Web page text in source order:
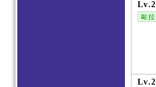
Lv.2
歐拉
Lv.2